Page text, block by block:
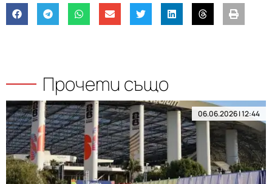
Прочети също
06.06.2026 | 12:44